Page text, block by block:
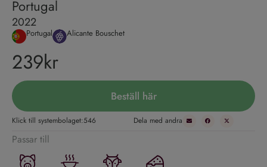
Portugal
2022
Portugal Alicante Bouschet
239kr
Beställ här
Klick till systembolaget:546 Dela med andra
Passar till